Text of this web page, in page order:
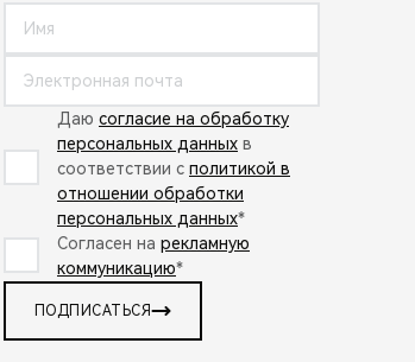
Даю согласие на обработку
персональных данных в
соответствии с политикой в
отношении обработки
персональных данных*
Согласен на рекламную
коммуникацию*
ПОДПИСАТЬСЯ